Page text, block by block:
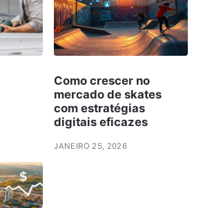
Como crescer no
mercado de skates
com estratégias
digitais eficazes
JANEIRO 25, 2026